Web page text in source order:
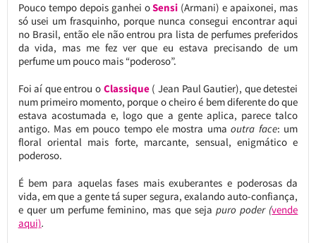
Pouco tempo depois ganhei oSensi (Armani) e apaixonei, mas
só usei um frasquinho, porque nunca consegui encontrar aqui
no Brasil, então ele não entrou pra lista de perfumes preferidos
da vida, mas me fez ver que eu estava precisando de um
perfume um pouco mais “poderoso”.
Foi aí que entrou o Classique ( Jean Paul Gautier), que detestei
num primeiro momento, porque o cheiro é bem diferente do que
estava acostumada e, logo que a gente aplica, parece talco
antigo. Mas em pouco tempo ele mostra uma outra face: um
floral oriental mais forte, marcante, sensual, enigmático e
poderoso.
É bem para aquelas fases mais exuberantes e poderosas da
vida, em que a gente tá super segura, exalando auto-confiança,
e quer um perfume feminino, mas que sejapuro poder (vende
aqui).